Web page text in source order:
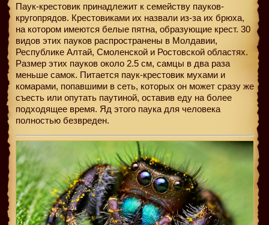
Паук-крестовик принадлежит к семейству пауков-
кругопрядов. Крестовиками их назвали из-за их брюха,
на котором имеются белые пятна, образующие крест. 30
видов этих пауков распространены в Молдавии,
Республике Алтай, Смоленской и Ростовской областях.
Размер этих пауков около 2.5 см, самцы в два раза
меньше самок. Питается паук-крестовик мухами и
комарами, попавшими в сеть, которых он может сразу же
съесть или опутать паутиной, оставив еду на более
подходящее время. Яд этого паука для человека
полностью безвреден.